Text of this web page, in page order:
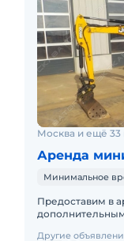
Москва и ещё 33
Аренда
Минимальное
Предоставим в
Другие